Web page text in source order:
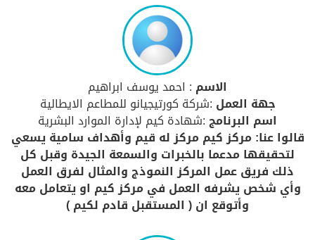
الاسم : احمد يوسف ابراهيم
جهة العمل :شركة كورتيجيانو للمطاعم الايطالية
اسم البرنامج:شهادة كيم لإدارة الموارد البشرية
قالوا عنا: مركز كيم مركز له قيم وأهداف سامية يسعي
لتحقيقها مدعما بالخبرات والسمعة الجيدة وقبل كل
ذلك فريق عمل المركز النموذج والمثال لفرق العمل
وأي شخص يشرفه العمل في مركز كيم او يتعامل معه
وأتوقع ان ( المستقبل قادم لكيم )